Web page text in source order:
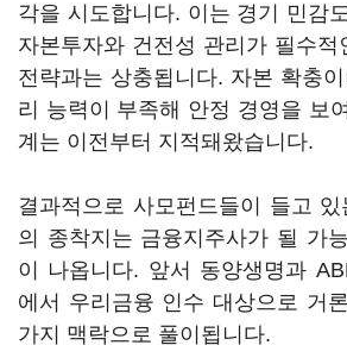
각을 시도합니다. 이는 경기 민감
자본투자와 건전성 관리가 필수적
전략과는 상충됩니다. 자본 확충
리 능력이 부족해 안정 경영을 보
계는 이전부터 지적돼왔습니다.
결과적으로 사모펀드들이 들고 있
의 종착지는 금융지주사가 될 가
이 나옵니다. 앞서 동양생명과
에서 우리금융 인수 대상으로 거
가지 맥락으로 풀이됩니다.